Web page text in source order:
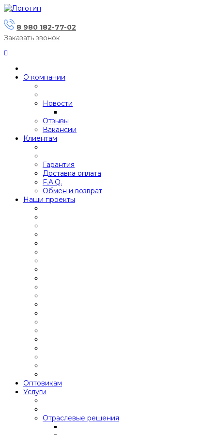
8 980 182-77-02
Заказать звонок
О компании
Новости
Отзывы
Вакансии
Клиентам
Гарантия
Доставка оплата
F.A.Q.
Обмен и возврат
Наши проекты
Оптовикам
Услуги
Отраслевые решения